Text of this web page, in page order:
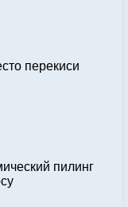
перекиси
пилинг